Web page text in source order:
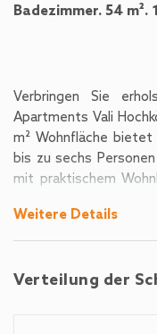
Badezimmer. 54 m².
Verbringen Sie
Apartments Vali
m² Wohnfläche
bis zu sechs
mit praktischem
Die Ferienwohnung
Weitere Details
Verteilung der